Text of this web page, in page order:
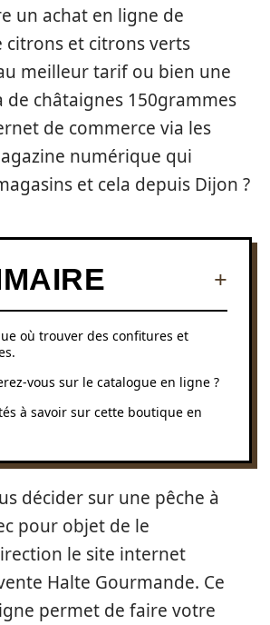
un achat en ligne de
citrons et citrons verts
meilleur tarif ou bien une
châtaignes 150grammes
de commerce via les
numérique qui
et cela depuis Dijon ?
où trouver des confitures et
vous sur le catalogue en ligne ?
à savoir sur cette boutique en
décider sur une pêche à
pour objet de le
le site internet
Halte Gourmande. Ce
permet de faire votre